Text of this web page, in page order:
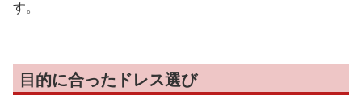
す。
目的に合ったドレス選び